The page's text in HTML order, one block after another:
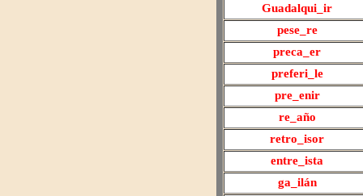
Guadalqui _ir
pese_re
preca _er
preferi_le
pre_enir
re_año
retro _isor
entre _ista
ga _ilán